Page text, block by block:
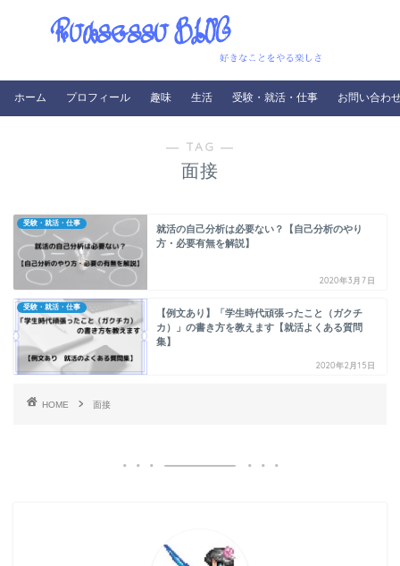
ホーム プロフィール 趣味 生活 受験・就活・仕事 お問い合わ
― TAG ―
面接
受験・就活・仕事
就活の自己分析は必要ない？【自己分析のやり
方・必要有無を解説】
2020年3月7日
受験・就活・仕事
【例文あり】「学生時代頑張ったこと（ガクチ
カ）」の書き方を教えます【就活よくある質問
集】
2020年2月15日
HOME 面接